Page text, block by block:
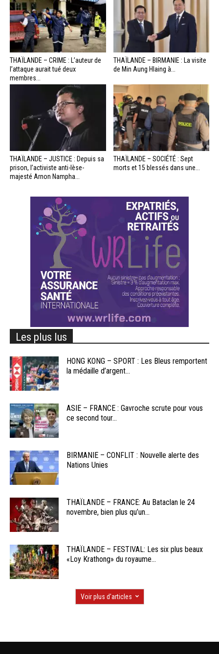
THAÏLANDE – CRIME : L’auteur de
l’attaque aurait tué deux
membres...
THAÏLANDE – BIRMANIE : La visite
de Min Aung Hlaing à...
THAÏLANDE – JUSTICE : Depuis sa
prison, l’activiste anti-lèse-
majesté Arnon Nampha...
THAÏLANDE – SOCIÉTÉ : Sept
morts et 15 blessés dans une...
Les plus lus
HONG KONG – SPORT : Les Bleus remportent
la médaille d’argent...
ASIE – FRANCE : Gavroche scrute pour vous
ce second tour...
BIRMANIE – CONFLIT : Nouvelle alerte des
Nations Unies
THAÏLANDE – FRANCE: Au Bataclan le 24
novembre, bien plus qu’un...
THAÏLANDE – FESTIVAL: Les six plus beaux
«Loy Krathong» du royaume...
Voir plus d'articles